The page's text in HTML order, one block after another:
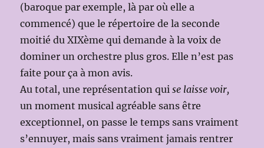
(baroque par exemple, là par où elle a
commencé) que le répertoire de la seconde
moitié du XIXème qui demande à la voix de
dominer un orchestre plus gros. Elle n’est pas
faite pour ça à mon avis.
Au total, une représentation quise laisse voir,
un moment musical agréable sans être
exceptionnel, on passe le temps sans vraiment
s’ennuyer, mais sans vraiment jamais rentrer